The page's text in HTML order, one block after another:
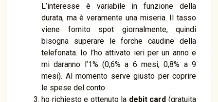
L’interesse è variabile in funzione della
durata, ma è veramente una miseria. Il tasso
viene fornito spot giornalmente, quindi
bisogna superare le forche caudine della
telefonata. Io l’ho attivato ieri per un anno e
mi daranno l’1% (0,6% a 6 mesi, 0,8% a 9
mesi). Al momento serve giusto per coprire
le spese del conto.
ho richiesto e ottenuto la debit card (gratuita